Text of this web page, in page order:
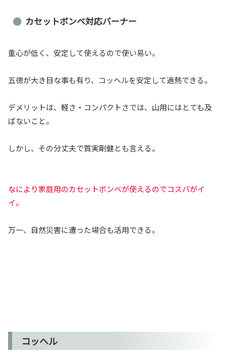
カセットボンベ対応バーナー
重心が低く、安定して使えるので使い易い。
五徳が大き目な事も有り、コッヘルを安定して過熱できる。
デメリットは、軽さ・コンパクトさでは、山用にはとても及
ばないこと。
しかし、その分丈夫で質実剛健とも言える。
なにより家庭用のカセットボンベが使えるのでコスパがイ
イ。
万一、自然災害に遭った場合も活用できる。
コッヘル